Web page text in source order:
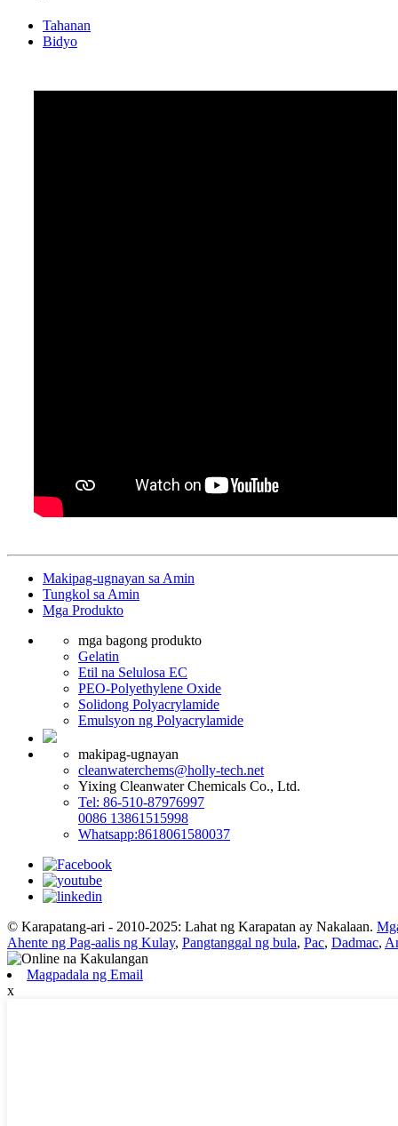
Tahanan
Bidyo
Makipag-ugnayan sa Amin
Tungkol sa Amin
Mga Produkto
mga bagong produkto
Gelatin
Etil na Selulosa EC
PEO-Polyethylene Oxide
Solidong Polyacrylamide
Emulsyon ng Polyacrylamide
makipag-ugnayan
cleanwaterchems@holly-tech.net
Yixing Cleanwater Chemicals Co., Ltd.
Tel: 86-510-87976997
0086 13861515998
Whatsapp:8618061580037
© Karapatang-ari - 2010-2025: Lahat ng Karapatan ay Nakalaan.
Ahente ng Pag-aalis ng Kulay, Pangtanggal ng bula, Pac, Dadmac,
Magpadala ng Email
x